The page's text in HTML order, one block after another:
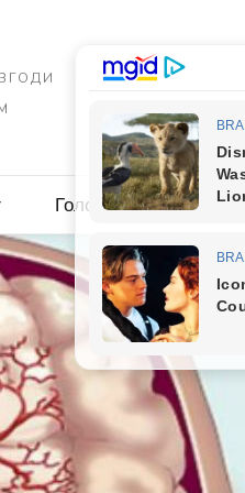
Головна